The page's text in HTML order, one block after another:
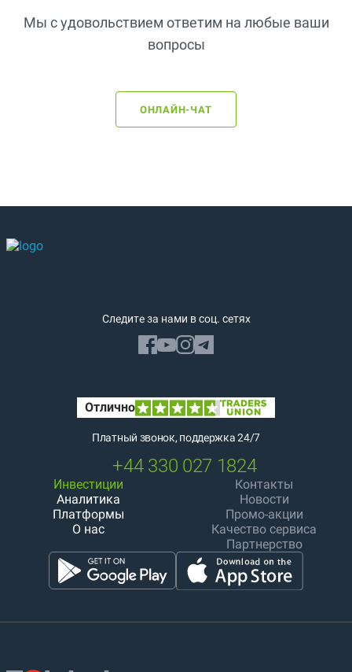
ОНЛАЙН-ЧАТ
Мы с удовольствием ответим на любые ваши
вопросы
Следите за нами в соц. сетях
Платный звонок, поддержка 24/7
+44 330 027 1824
Инвестиции
Аналитика
Платформы
О нас
Контакты
Новости
Промо-акции
Качество сервиса
Партнерство